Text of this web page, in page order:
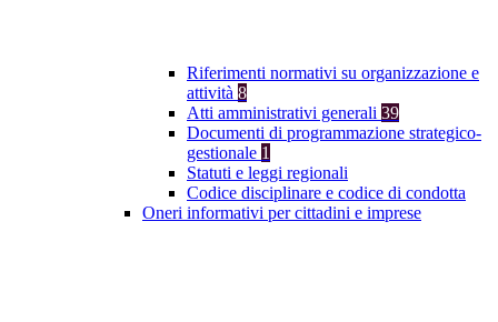
Riferimenti normativi su organizzazione e
attività 8
Atti amministrativi generali 39
Documenti di programmazione strategico-
gestionale 1
Statuti e leggi regionali
Codice disciplinare e codice di condotta
Oneri informativi per cittadini e imprese